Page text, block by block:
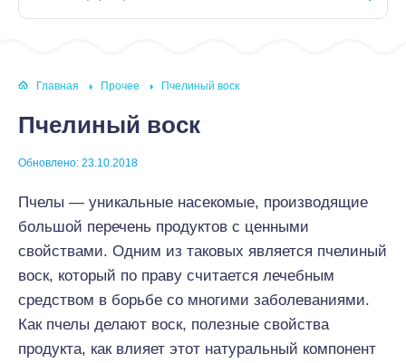
Главная Прочее Пчелиный воск
Пчелиный воск
Обновлено: 23.10.2018
Пчелы — уникальные насекомые, производящие
большой перечень продуктов с ценными
свойствами. Одним из таковых является пчелиный
воск, который по праву считается лечебным
средством в борьбе со многими заболеваниями.
Как пчелы делают воск, полезные свойства
продукта, как влияет этот натуральный компонент